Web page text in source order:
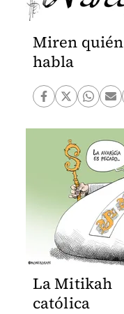
Miren quién
habla
La Mitikah
católica